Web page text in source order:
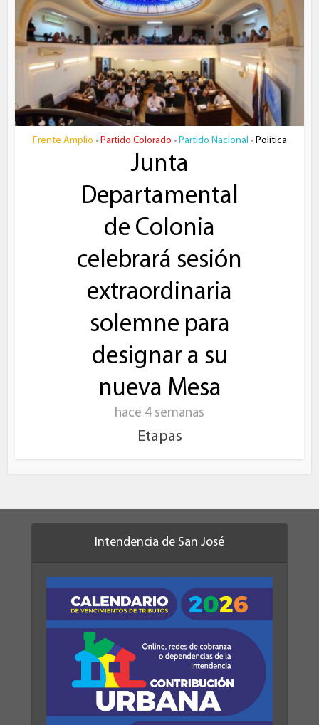
Frente Amplio • Partido Colorado • Partido Nacional • Política
Junta
Departamental
de Colonia
celebrará sesión
extraordinaria
solemne para
designar a su
nueva Mesa
hace 4 semanas
Etapas
Intendencia de San José